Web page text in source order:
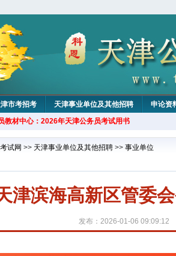
市考招考 天津事业单位及其他招聘 申论资
教材中心：2026年天津公务员考试用书
试网 >> 天津事业单位及其他招聘 >> 事业单位
津滨海高新区管委
发布：2026-01-06 09:09:12